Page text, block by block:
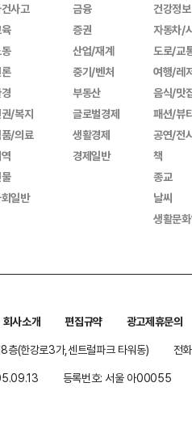
사고
/복지
/의료
일반
금융
증권
산업/재계
중기/벤처
부동산
글로벌경제
생활경제
경제일반
건강정보
자동차/
도로/교
여행/레
음식/맛
패션/뷰
공연/전
책
종교
날씨
생활문
회사소개 편집규약
광고제휴문의
층(한강로3가,센트럴파크 타워동)
전
등록번호: 서울 아00055